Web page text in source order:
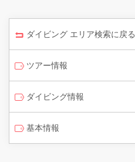
ダイビング エリア検索に戻る
ツアー情報
ダイビング情報
基本情報